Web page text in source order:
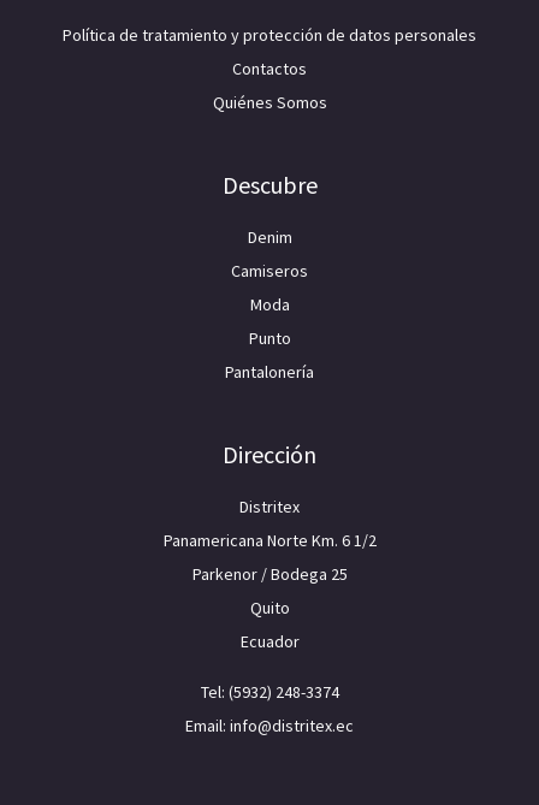
Política de tratamiento y protección de datos personales
Contactos
Quiénes Somos
Descubre
Denim
Camiseros
Moda
Punto
Pantalonería
Dirección
Distritex
Panamericana Norte Km. 6 1/2
Parkenor / Bodega 25
Quito
Ecuador
Tel: (5932) 248-3374
Email: info@distritex.ec